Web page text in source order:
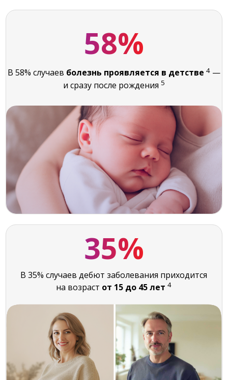
58%
В 58% случаев болезнь проявляется в детстве 4 —
и сразу после рождения 5
35%
В 35% случаев дебют заболевания приходится
на возраст от 15 до 45 лет 4